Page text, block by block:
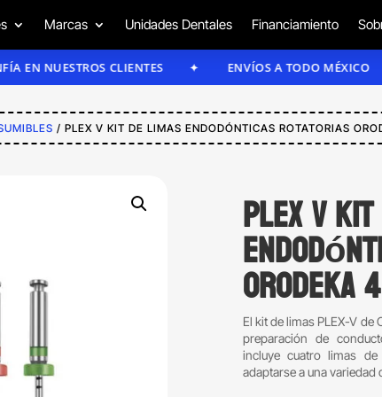
Marcas Unidades Dentales Financiamiento
CLIENTES ENVÍOS A TODO MÉXICO
/ PLEX V KIT DE LIMAS ENDODÓNTICAS ROTATORIAS
PLEX V
Orodeka
El kit de limas PLEX-V
preparación de
incluye cuatro limas
adaptarse a una